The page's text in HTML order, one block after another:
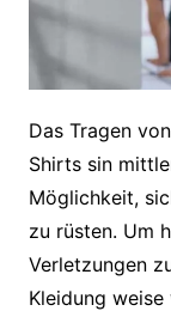
Das Tragen
Shirts sin
Möglichkeit,
zu rüsten. Um
Verletzungen
Kleidung weise